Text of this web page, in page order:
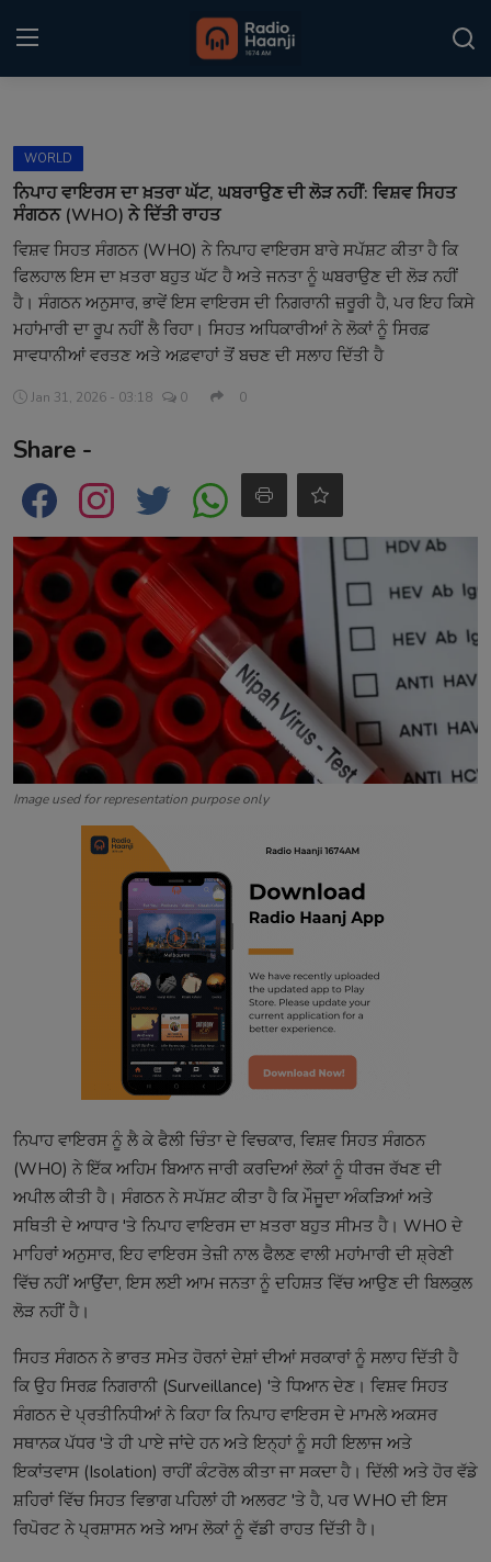
Home
Punjabi Podcast
Kitaab Kahani
Gallery
Contact
WORLD
ਨਿਪਾਹ ਵਾਇਰਸ ਦਾ ਖ਼ਤਰਾ ਘੱਟ, ਘਬਰਾਉਣ ਦੀ ਲੋੜ ਨਹੀਂ: ਵਿਸ਼ਵ ਸਿਹਤ
ਸੰਗਠਨ (WHO) ਨੇ ਦਿੱਤੀ ਰਾਹਤ
ਵਿਸ਼ਵ ਸਿਹਤ ਸੰਗਠਨ (WHO) ਨੇ ਨਿਪਾਹ ਵਾਇਰਸ ਬਾਰੇ ਸਪੱਸ਼ਟ ਕੀਤਾ ਹੈ ਕਿ
ਫਿਲਹਾਲ ਇਸ ਦਾ ਖ਼ਤਰਾ ਬਹੁਤ ਘੱਟ ਹੈ ਅਤੇ ਜਨਤਾ ਨੂੰ ਘਬਰਾਉਣ ਦੀ ਲੋੜ ਨਹੀਂ
ਹੈ। ਸੰਗਠਨ ਅਨੁਸਾਰ, ਭਾਵੇਂ ਇਸ ਵਾਇਰਸ ਦੀ ਨਿਗਰਾਨੀ ਜ਼ਰੂਰੀ ਹੈ, ਪਰ ਇਹ ਕਿਸੇ
ਮਹਾਂਮਾਰੀ ਦਾ ਰੂਪ ਨਹੀਂ ਲੈ ਰਿਹਾ। ਸਿਹਤ ਅਧਿਕਾਰੀਆਂ ਨੇ ਲੋਕਾਂ ਨੂੰ ਸਿਰਫ਼
ਸਾਵਧਾਨੀਆਂ ਵਰਤਣ ਅਤੇ ਅਫ਼ਵਾਹਾਂ ਤੋਂ ਬਚਣ ਦੀ ਸਲਾਹ ਦਿੱਤੀ ਹੈ
Jan 31, 2026 - 03:18 0 0
Share -
Image used for representation purpose only
ਨਿਪਾਹ ਵਾਇਰਸ ਨੂੰ ਲੈ ਕੇ ਫੈਲੀ ਚਿੰਤਾ ਦੇ ਵਿਚਕਾਰ, ਵਿਸ਼ਵ ਸਿਹਤ ਸੰਗਠਨ
(WHO) ਨੇ ਇੱਕ ਅਹਿਮ ਬਿਆਨ ਜਾਰੀ ਕਰਦਿਆਂ ਲੋਕਾਂ ਨੂੰ ਧੀਰਜ ਰੱਖਣ ਦੀ
ਅਪੀਲ ਕੀਤੀ ਹੈ। ਸੰਗਠਨ ਨੇ ਸਪੱਸ਼ਟ ਕੀਤਾ ਹੈ ਕਿ ਮੌਜੂਦਾ ਅੰਕੜਿਆਂ ਅਤੇ
ਸਥਿਤੀ ਦੇ ਆਧਾਰ 'ਤੇ ਨਿਪਾਹ ਵਾਇਰਸ ਦਾ ਖ਼ਤਰਾ ਬਹੁਤ ਸੀਮਤ ਹੈ। WHO ਦੇ
ਮਾਹਿਰਾਂ ਅਨੁਸਾਰ, ਇਹ ਵਾਇਰਸ ਤੇਜ਼ੀ ਨਾਲ ਫੈਲਣ ਵਾਲੀ ਮਹਾਂਮਾਰੀ ਦੀ ਸ਼੍ਰੇਣੀ
ਵਿੱਚ ਨਹੀਂ ਆਉਂਦਾ, ਇਸ ਲਈ ਆਮ ਜਨਤਾ ਨੂੰ ਦਹਿਸ਼ਤ ਵਿੱਚ ਆਉਣ ਦੀ ਬਿਲਕੁਲ
ਲੋੜ ਨਹੀਂ ਹੈ।
ਸਿਹਤ ਸੰਗਠਨ ਨੇ ਭਾਰਤ ਸਮੇਤ ਹੋਰਨਾਂ ਦੇਸ਼ਾਂ ਦੀਆਂ ਸਰਕਾਰਾਂ ਨੂੰ ਸਲਾਹ ਦਿੱਤੀ ਹੈ
ਕਿ ਉਹ ਸਿਰਫ਼ ਨਿਗਰਾਨੀ (Surveillance) 'ਤੇ ਧਿਆਨ ਦੇਣ। ਵਿਸ਼ਵ ਸਿਹਤ
ਸੰਗਠਨ ਦੇ ਪ੍ਰਤੀਨਿਧੀਆਂ ਨੇ ਕਿਹਾ ਕਿ ਨਿਪਾਹ ਵਾਇਰਸ ਦੇ ਮਾਮਲੇ ਅਕਸਰ
ਸਥਾਨਕ ਪੱਧਰ 'ਤੇ ਹੀ ਪਾਏ ਜਾਂਦੇ ਹਨ ਅਤੇ ਇਨ੍ਹਾਂ ਨੂੰ ਸਹੀ ਇਲਾਜ ਅਤੇ
ਇਕਾਂਤਵਾਸ (Isolation) ਰਾਹੀਂ ਕੰਟਰੋਲ ਕੀਤਾ ਜਾ ਸਕਦਾ ਹੈ। ਦਿੱਲੀ ਅਤੇ ਹੋਰ ਵੱਡੇ
ਸ਼ਹਿਰਾਂ ਵਿੱਚ ਸਿਹਤ ਵਿਭਾਗ ਪਹਿਲਾਂ ਹੀ ਅਲਰਟ 'ਤੇ ਹੈ, ਪਰ WHO ਦੀ ਇਸ
ਰਿਪੋਰਟ ਨੇ ਪ੍ਰਸ਼ਾਸਨ ਅਤੇ ਆਮ ਲੋਕਾਂ ਨੂੰ ਵੱਡੀ ਰਾਹਤ ਦਿੱਤੀ ਹੈ।